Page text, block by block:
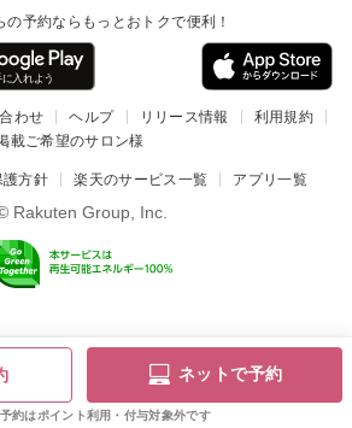
ネットで予約
約はポイント利用・付与対象外です
の予約ならもっとおトクで便利！
わせ ヘルプ リリース情報
利用規約
載ご希望のサロン様
護方針 楽天のサービス一覧 アプリ一覧
Rakuten Group, Inc.